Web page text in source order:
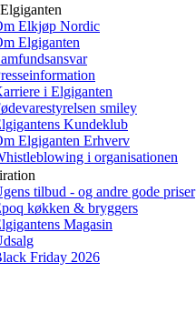
Elkjøp Nordic
Elgiganten
i Elgiganten
smiley
Kundeklub
Elgiganten Erhverv
i organisationen
tilbud - og andre gode priser
køkken & bryggers
Magasin
Friday 2026